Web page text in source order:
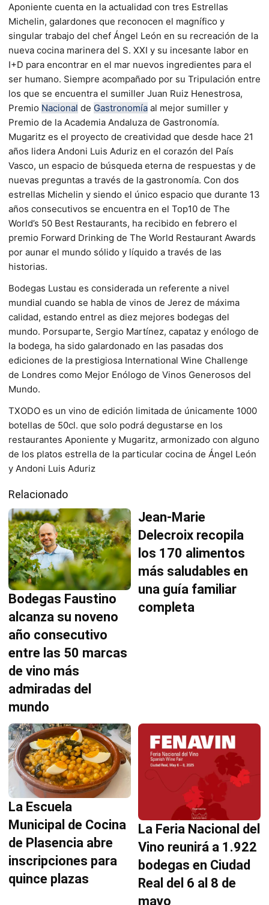
Aponiente cuenta en la actualidad con tres Estrellas
Michelin, galardones que reconocen el magnífico y
singular trabajo del chef Ángel León en su recreación de la
nueva cocina marinera del S. XXI y su incesante labor en
I+D para encontrar en el mar nuevos ingredientes para el
ser humano. Siempre acompañado por su Tripulación entre
los que se encuentra el sumiller Juan Ruiz Henestrosa,
Premio Nacional de Gastronomía al mejor sumiller y
Premio de la Academia Andaluza de Gastronomía.
Mugaritz es el proyecto de creatividad que desde hace 21
años lidera Andoni Luis Aduriz en el corazón del País
Vasco, un espacio de búsqueda eterna de respuestas y de
nuevas preguntas a través de la gastronomía. Con dos
estrellas Michelin y siendo el único espacio que durante 13
años consecutivos se encuentra en el Top10 de The
World’s 50 Best Restaurants, ha recibido en febrero el
premio Forward Drinking de The World Restaurant Awards
por aunar el mundo sólido y líquido a través de las
historias.
Bodegas Lustau es considerada un referente a nivel
mundial cuando se habla de vinos de Jerez de máxima
calidad, estando entrel as diez mejores bodegas del
mundo. Porsuparte, Sergio Martínez, capataz y enólogo de
la bodega, ha sido galardonado en las pasadas dos
ediciones de la prestigiosa International Wine Challenge
de Londres como Mejor Enólogo de Vinos Generosos del
Mundo.
TXODO es un vino de edición limitada de únicamente 1000
botellas de 50cl. que solo podrá degustarse en los
restaurantes Aponiente y Mugaritz, armonizado con alguno
de los platos estrella de la particular cocina de Ángel León
y Andoni Luis Aduriz
Relacionado
Bodegas Faustino
alcanza su noveno
año consecutivo
entre las 50 marcas
de vino más
admiradas del
mundo
Jean-Marie
Delecroix recopila
los 170 alimentos
más saludables en
una guía familiar
completa
La Escuela
Municipal de Cocina
de Plasencia abre
inscripciones para
quince plazas
La Feria Nacional del
Vino reunirá a 1.922
bodegas en Ciudad
Real del 6 al 8 de
mayo